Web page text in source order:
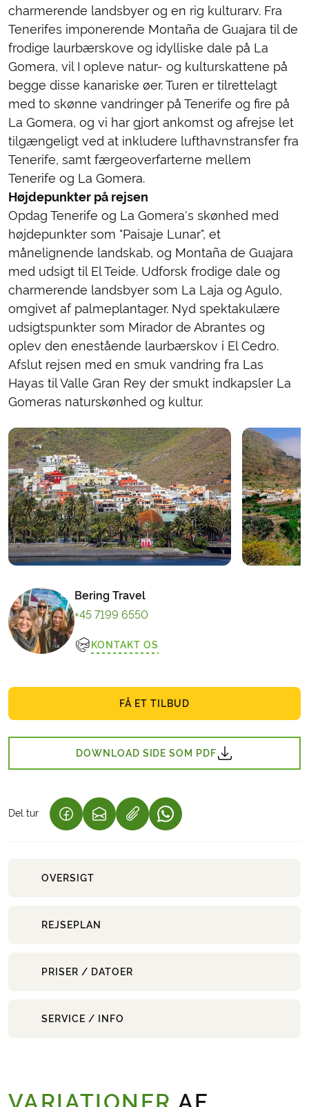
charmerende landsbyer og en rig kulturarv. Fra
Tenerifes imponerende Montaña de Guajara til de
frodige laurbærskove og idylliske dale på La
Gomera, vil I opleve natur- og kulturskattene på
begge disse kanariske øer. Turen er tilrettelagt
med to skønne vandringer på Tenerife og fire på
La Gomera, og vi har gjort ankomst og afrejse let
tilgængeligt ved at inkludere lufthavnstransfer fra
Tenerife, samt færgeoverfarterne mellem
Tenerife og La Gomera.
Højdepunkter på rejsen
Opdag Tenerife og La Gomera's skønhed med
højdepunkter som "Paisaje Lunar", et
månelignende landskab, og Montaña de Guajara
med udsigt til El Teide. Udforsk frodige dale og
charmerende landsbyer som La Laja og Agulo,
omgivet af palmeplantager. Nyd spektakulære
udsigtspunkter som Mirador de Abrantes og
oplev den enestående laurbærskov i El Cedro.
Afslut rejsen med en smuk vandring fra Las
Hayas til Valle Gran Rey der smukt indkapsler La
Gomeras naturskønhed og kultur.
Bering Travel
+45 7199 6550
KONTAKT OS
FÅ ET TILBUD
DOWNLOAD SIDE SOM PDF
Del tur (LINK ÅBNER I NY FANE)
(LINK ÅBNER I NY FANE)(LINK ÅBNER I NY FANE)
OVERSIGT
REJSEPLAN
PRISER / DATOER
SERVICE / INFO